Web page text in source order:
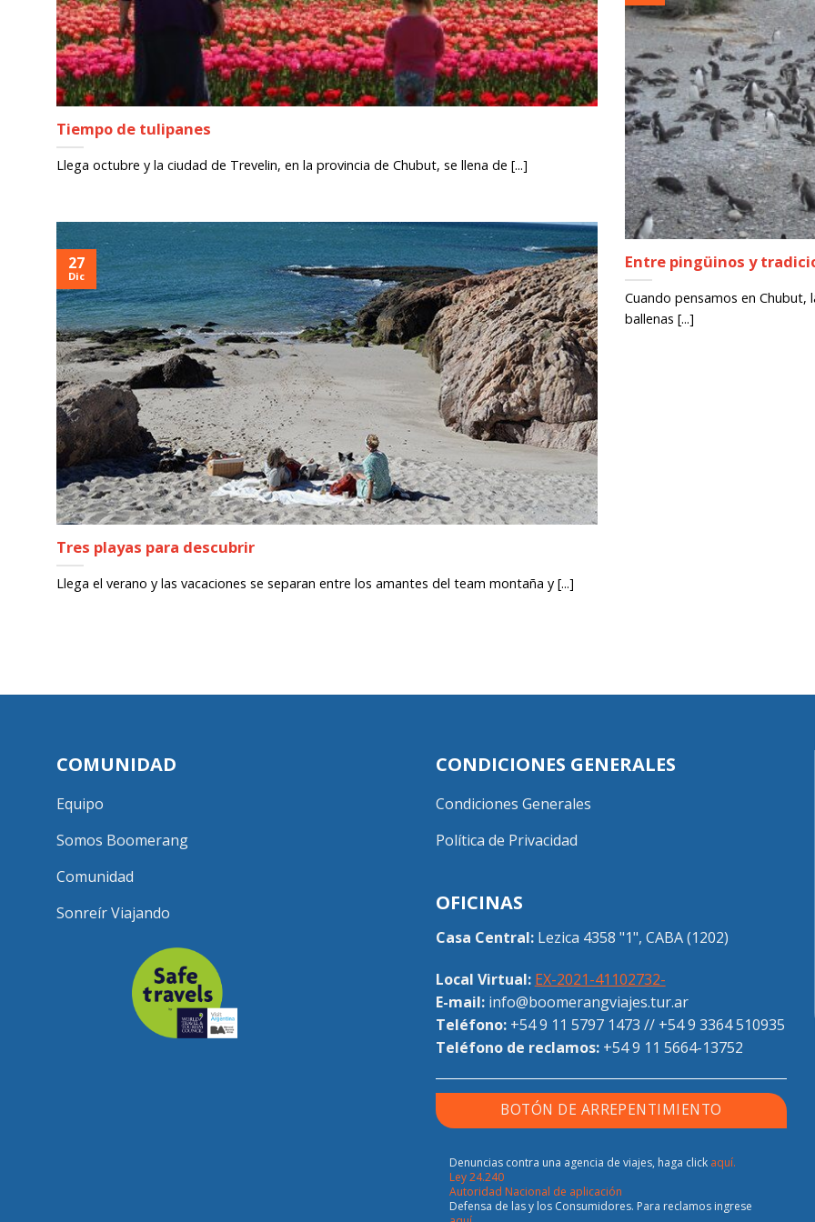
Tiempo de tulipanes
Llega octubre y la ciudad de Trevelin, en la provincia de Chubut, se llena de [...]
Entre pingüinos y
Cuando pensamos en Chubut,
ballenas [...]
Tres playas para descubrir
Llega el verano y las vacaciones se separan entre los amantes del team montaña y [...]
27
Dic
COMUNIDAD
Equipo
Somos Boomerang
Comunidad
Sonreír Viajando
CONDICIONES GENERALES
Condiciones Generales
Política de Privacidad
OFICINAS
Casa Central:Lezica 4358 "1", CABA (1202)
Local Virtual: EX-2021-41102732-
E-mail:info@boomerangviajes.tur.ar
Teléfono: +54 9 11 5797 1473 // +54 9 3364 510935
Teléfono de reclamos: +54 9 11 5664-13752
BOTÓN DE ARREPENTIMIENTO
Denuncias contra una agencia de viajes, haga click aquí.
Ley 24.240
Autoridad Nacional de aplicación
Defensa de las y los Consumidores. Para reclamos ingrese